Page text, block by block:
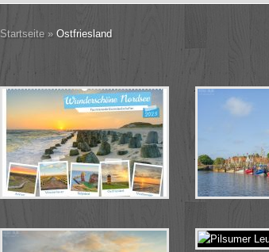
Startseite » Ostfriesland